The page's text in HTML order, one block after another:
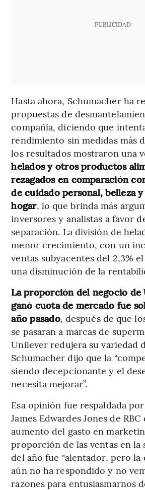
PUBLICIDAD
Hasta ahora, Schumacher ha
propuestas de
compañía, diciendo que
rendimiento sin medidas más
los resultados mostraron una
helados y otros productos
rezagados en comparación
de cuidado personal, belleza
hogar, lo que brinda más
inversores y analistas a favor
separación. La división de
menor crecimiento, con un
ventas subyacentes del 2,3%
una disminución de la
La proporción del negocio de
ganó cuota de mercado fue
año pasado, después de que
se pasaran a marcas de
Unilever redujera su variedad
Schumacher dijo que la
siendo decepcionante y el
necesita mejorar”.
Esa opinión fue respaldada
James Edwardes Jones de
aumento del gasto en
proporción de las ventas en la
del año fue "alentador, pero
aún no ha respondido y no
razones para entusiasmarnos